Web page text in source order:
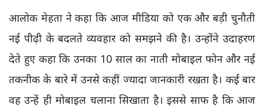
आलोक मेहता ने कहा कि आज मीडिया को एक और बड़ी चुनौती
नई पीढ़ी के बदलते व्यवहार को समझने की है। उन्होंने उदाहरण
देते हुए कहा कि उनका 10 साल का नाती मोबाइल फोन और नई
तकनीक के बारे में उनसे कहीं ज्यादा जानकारी रखता है। कई बार
वह उन्हें ही मोबाइल चलाना सिखाता है। इससे साफ है कि आज